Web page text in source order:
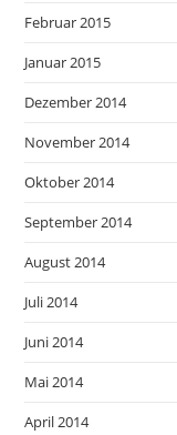
Februar 2015
Januar 2015
Dezember 2014
November 2014
Oktober 2014
September 2014
August 2014
Juli 2014
Juni 2014
Mai 2014
April 2014